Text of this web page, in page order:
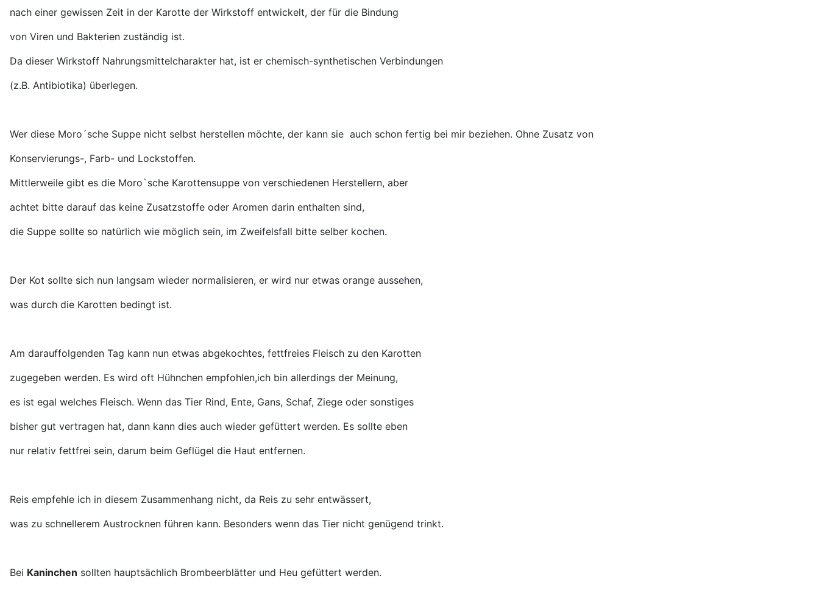
nach einer gewissen Zeit in der Karotte der Wirkstoff entwickelt, der für die Bindung
von Viren und Bakterien zuständig ist.
Da dieser Wirkstoff Nahrungsmittelcharakter hat, ist er chemisch-synthetischen Verbindungen
(z.B. Antibiotika) überlegen.
Wer diese Moro´sche Suppe nicht selbst herstellen möchte, der kann sie auch schon fertig bei mir beziehen. Ohne Zusatz von
Konservierungs-, Farb- und Lockstoffen.
Mittlerweile gibt es die Moro`sche Karottensuppe von verschiedenen Herstellern, aber
achtet bitte darauf das keine Zusatzstoffe oder Aromen darin enthalten sind,
die Suppe sollte so natürlich wie möglich sein, im Zweifelsfall bitte selber kochen.
Der Kot sollte sich nun langsam wieder normalisieren, er wird nur etwas orange aussehen,
was durch die Karotten bedingt ist.
Am darauffolgenden Tag kann nun etwas abgekochtes, fettfreies Fleisch zu den Karotten
zugegeben werden. Es wird oft Hühnchen empfohlen,ich bin allerdings der Meinung,
es ist egal welches Fleisch. Wenn das Tier Rind, Ente, Gans, Schaf, Ziege oder sonstiges
bisher gut vertragen hat, dann kann dies auch wieder gefüttert werden. Es sollte eben
nur relativ fettfrei sein, darum beim Geflügel die Haut entfernen.
Reis empfehle ich in diesem Zusammenhang nicht, da Reis zu sehr entwässert,
was zu schnellerem Austrocknen führen kann. Besonders wenn das Tier nicht genügend trinkt.
Bei Kaninchen sollten hauptsächlich Brombeerblätter und Heu gefüttert werden.